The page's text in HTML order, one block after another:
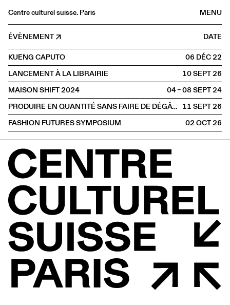
MENU
Centre culturel suisse. Paris
Agenda
Librairie
Buvette
Archives
Médiathèque
Éditions
Informations
FR/EN
PAROLE Design
ÉVÈNEMENT
DATE
KUENG CAPUTO
06 DÉC2022
LANCEMENT À LA LIBRAIRIE
10 SEPT2026
MAISON SHIFT 2024
04 – 08 SEPT2024
PRODUIRE EN QUANTITÉ SANS FAIRE DE DÉGÂTS ? 11 SEPT2026
FASHION FUTURES SYMPOSIUM
02 OCT2026